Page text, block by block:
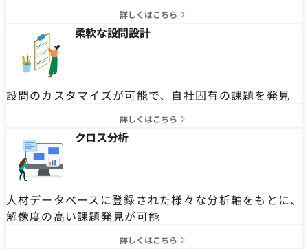
詳しくはこちら
柔軟な設問設計
設問のカスタマイズが可能で、自社固有の課題を発見
詳しくはこちら
クロス分析
人材データベースに登録された様々な分析軸をもとに、
解像度の高い課題発見が可能
詳しくはこちら